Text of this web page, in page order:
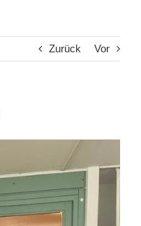
Zurück Vor